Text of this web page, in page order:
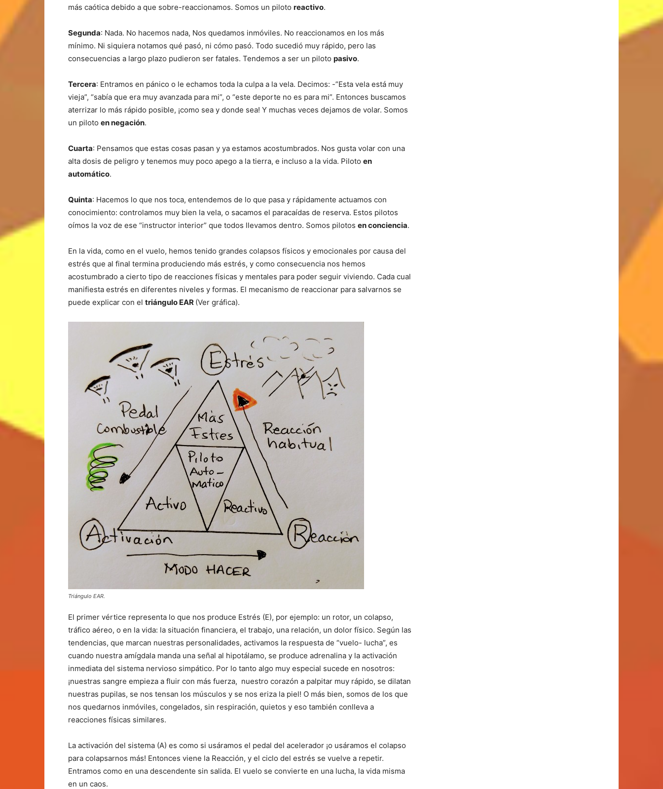
más caótica debido a que sobre-reaccionamos. Somos un piloto reactivo.
Segunda: Nada. No hacemos nada, Nos quedamos inmóviles. No reaccionamos en los más
mínimo. Ni siquiera notamos qué pasó, ni cómo pasó. Todo sucedió muy rápido, pero las
consecuencias a largo plazo pudieron ser fatales. Tendemos a ser un piloto pasivo.
Tercera: Entramos en pánico o le echamos toda la culpa a la vela. Decimos: -”Esta vela está muy
vieja”, “sabía que era muy avanzada para mi”, o “este deporte no es para mi”. Entonces buscamos
aterrizar lo más rápido posible, ¡como sea y donde sea! Y muchas veces dejamos de volar. Somos
un piloto en negación.
Cuarta: Pensamos que estas cosas pasan y ya estamos acostumbrados. Nos gusta volar con una
alta dosis de peligro y tenemos muy poco apego a la tierra, e incluso a la vida. Piloto en
automático.
Quinta: Hacemos lo que nos toca, entendemos de lo que pasa y rápidamente actuamos con
conocimiento: controlamos muy bien la vela, o sacamos el paracaídas de reserva. Estos pilotos
oímos la voz de ese “instructor interior” que todos llevamos dentro. Somos pilotos en conciencia.
En la vida, como en el vuelo, hemos tenido grandes colapsos físicos y emocionales por causa del
estrés que al final termina produciendo más estrés, y como consecuencia nos hemos
acostumbrado a cierto tipo de reacciones físicas y mentales para poder seguir viviendo. Cada cual
manifiesta estrés en diferentes niveles y formas. El mecanismo de reaccionar para salvarnos se
puede explicar con el triángulo EAR (Ver gráfica).
Triángulo EAR.
El primer vértice representa lo que nos produce Estrés (E), por ejemplo: un rotor, un colapso,
tráfico aéreo, o en la vida: la situación financiera, el trabajo, una relación, un dolor físico. Según las
tendencias, que marcan nuestras personalidades, activamos la respuesta de “vuelo- lucha”, es
cuando nuestra amígdala manda una señal al hipotálamo, se produce adrenalina y la activación
inmediata del sistema nervioso simpático. Por lo tanto algo muy especial sucede en nosotros:
¡nuestras sangre empieza a fluir con más fuerza, nuestro corazón a palpitar muy rápido, se dilatan
nuestras pupilas, se nos tensan los músculos y se nos eriza la piel! O más bien, somos de los que
nos quedarnos inmóviles, congelados, sin respiración, quietos y eso también conlleva a
reacciones físicas similares.
La activación del sistema (A) es como si usáramos el pedal del acelerador ¡o usáramos el colapso
para colapsarnos más! Entonces viene la Reacción, y el ciclo del estrés se vuelve a repetir.
Entramos como en una descendente sin salida. El vuelo se convierte en una lucha, la vida misma
en un caos.